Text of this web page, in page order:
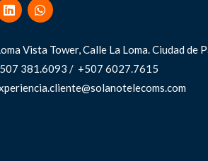
Vista Tower, Calle La Loma.Ciudad de
381.6093 / +507 6027.7615